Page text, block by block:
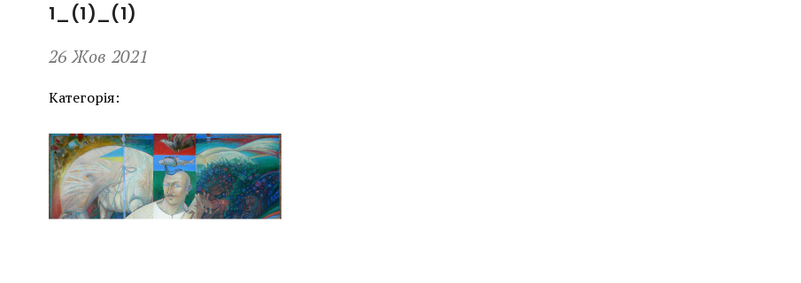
1_(1)_(1)
26 Жов 2021
Категорія: